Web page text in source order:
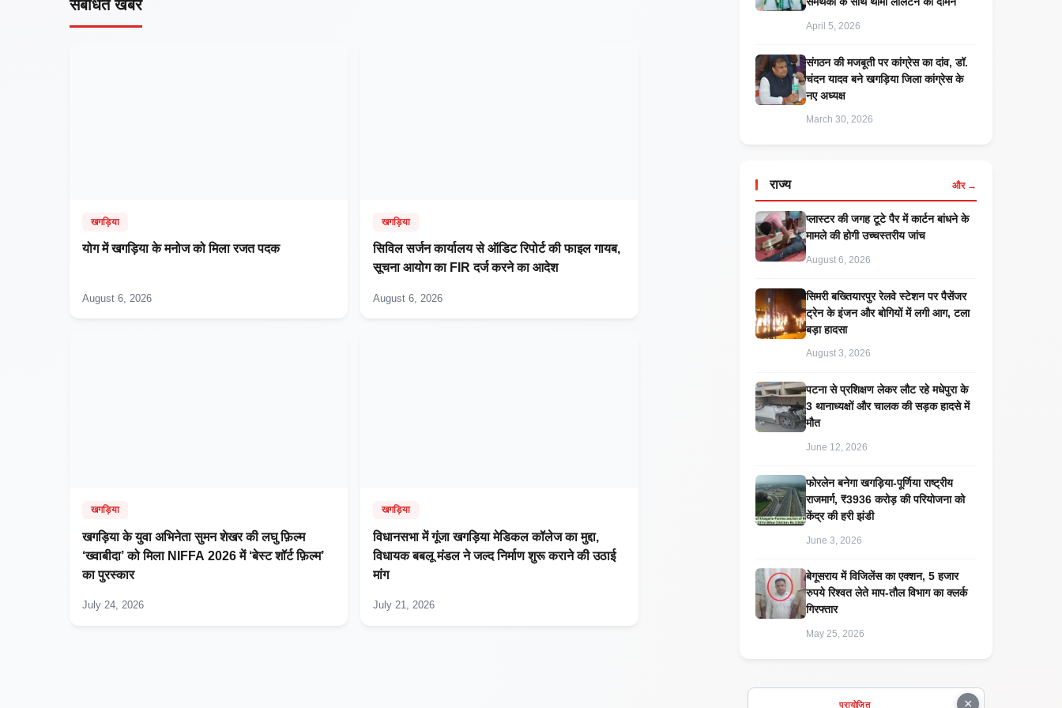
संबंधित खबरें
खगड़िया
​योग में खगड़िया के मनोज को मिला रजत पदक
August 6, 2026
खगड़िया
सिविल सर्जन कार्यालय से ऑडिट रिपोर्ट की फाइल गायब,
सूचना आयोग का FIR दर्ज करने का आदेश
August 6, 2026
खगड़िया
खगड़िया के युवा अभिनेता सुमन शेखर की लघु फ़िल्म
‘ख्वाबीदा’ को मिला NIFFA 2026 में ‘बेस्ट शॉर्ट फ़िल्म’
का पुरस्कार
July 24, 2026
खगड़िया
विधानसभा में गूंजा खगड़िया मेडिकल कॉलेज का मुद्दा,
विधायक बबलू मंडल ने जल्द निर्माण शुरू कराने की उठाई
मांग
July 21, 2026
April 5, 2026
संगठन की मजबूती पर कांग्रेस का दांव, डॉ.
चंदन यादव बने खगड़िया जिला कांग्रेस के
नए अध्यक्ष
March 30, 2026
राज्य और →
प्लास्टर की जगह टूटे पैर में कार्टन बांधने के
मामले की होगी उच्चस्तरीय जांच
August 6, 2026
सिमरी बख्तियारपुर रेलवे स्टेशन पर पैसेंजर
ट्रेन के इंजन और बोगियों में लगी आग, टला
बड़ा हादसा
August 3, 2026
पटना से प्रशिक्षण लेकर लौट रहे मधेपुरा के
3 थानाध्यक्षों और चालक की सड़क हादसे में
मौत
June 12, 2026
​फोरलेन बनेगा खगड़िया-पूर्णिया राष्ट्रीय
राजमार्ग, ₹3936 करोड़ की परियोजना को
केंद्र की हरी झंडी
June 3, 2026
बेगूसराय में विजिलेंस का एक्शन, 5 हजार
रुपये रिश्वत लेते माप-तौल विभाग का क्लर्क
गिरफ्तार
May 25, 2026
×
प्रायोजित